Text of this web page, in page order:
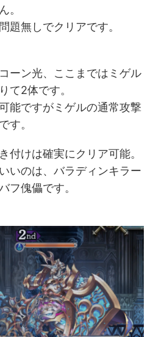
。
題無しでクリアです。
ーン光、ここまではミゲル
て2体です。
能ですがミゲルの通常攻撃
す。
付けは確実にクリア可能。
いのは、バラディンキラー
フ傀儡です。